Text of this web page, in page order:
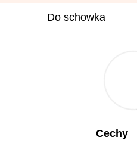
Do schowka
Cechy